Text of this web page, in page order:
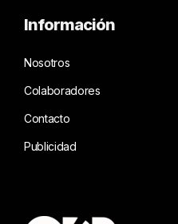
Información
Nosotros
Colaboradores
Contacto
Publicidad